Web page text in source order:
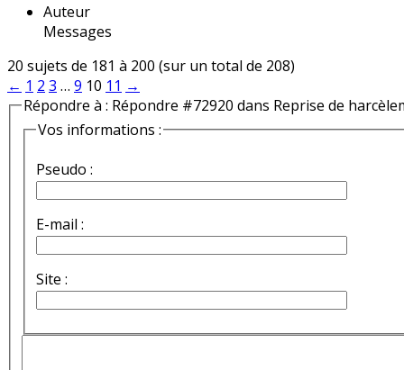
Auteur
Messages
20 sujets de 181 à 200 (sur un total de 208)
← 1 2 3 … 9 10 11 →
Répondre à : Répondre #72920 dans Reprise de
Vos informations :
Pseudo :
E-mail :
Site :